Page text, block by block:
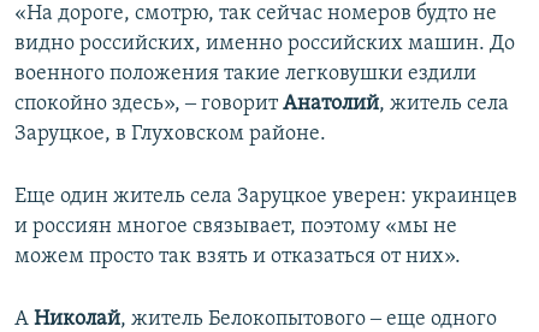
«На дороге, смотрю, так сейчас номеров будто не
видно российских, именно российских машин. До
военного положения такие легковушки ездили
спокойно здесь», ‒ говоритАнатолий, житель села
Заруцкое, в Глуховском районе.
Еще один житель села Заруцкое уверен: украинцев
и россиян многое связывает, поэтому «мы не
можем просто так взять и отказаться от них».
А Николай, житель Белокопытового ‒ еще одного